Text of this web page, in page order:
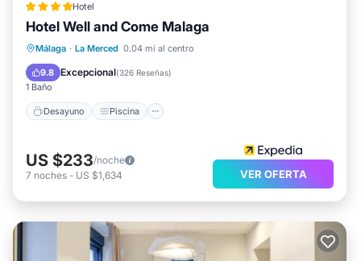
Hotel
Hotel Well and Come Malaga
Málaga · La Merced 0.04 mi al centro
9.8 Excepcional(326 Reseñas)
1 Baño
Desayuno Piscina
Desayuno Piscina
US $233/noche
7 noches - US $1,634 VER OFERTA